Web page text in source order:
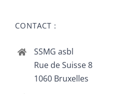
CONTACT :
SSMG asbl
Rue de Suisse 8
1060 Bruxelles